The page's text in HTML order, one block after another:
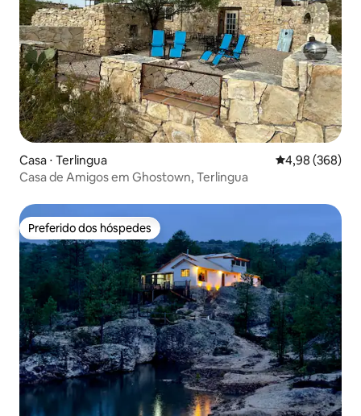
Casa ⋅ Terlingua 4,98 de uma
4,98 (368)
Casa de Amigos em Ghostown, Terlingua
Preferido dos hóspedes
Preferido dos hóspedes